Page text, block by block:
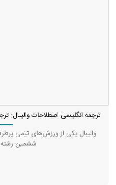
ترجمه انگلیسی اصطلاحات والیبال:
والیبال یکی از ورزش‌های تیمی
ششمین